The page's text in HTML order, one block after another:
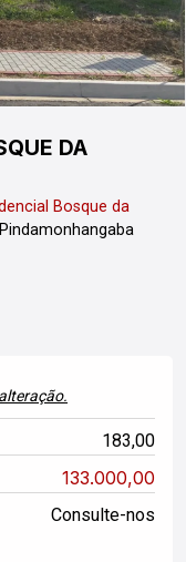
DA
Bosque da
183,00
133.000,00
Consulte-nos